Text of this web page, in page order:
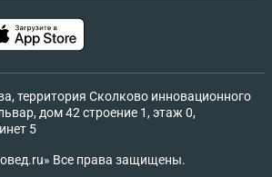
территория Сколково инновационного
дом 42 строение 1, этаж 0,
5
Все права защищены.